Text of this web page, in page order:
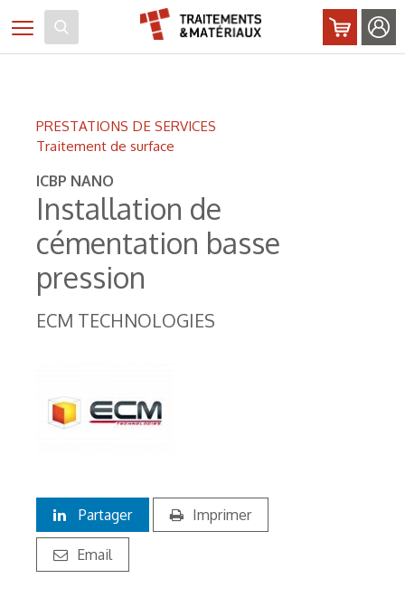
Toggle navigation
PRESTATIONS DE SERVICES
Traitement de surface
ICBP NANO
Installation de
cémentation basse
pression
ECM TECHNOLOGIES
Partager Imprimer
Email
Panneau de gestion des cookies